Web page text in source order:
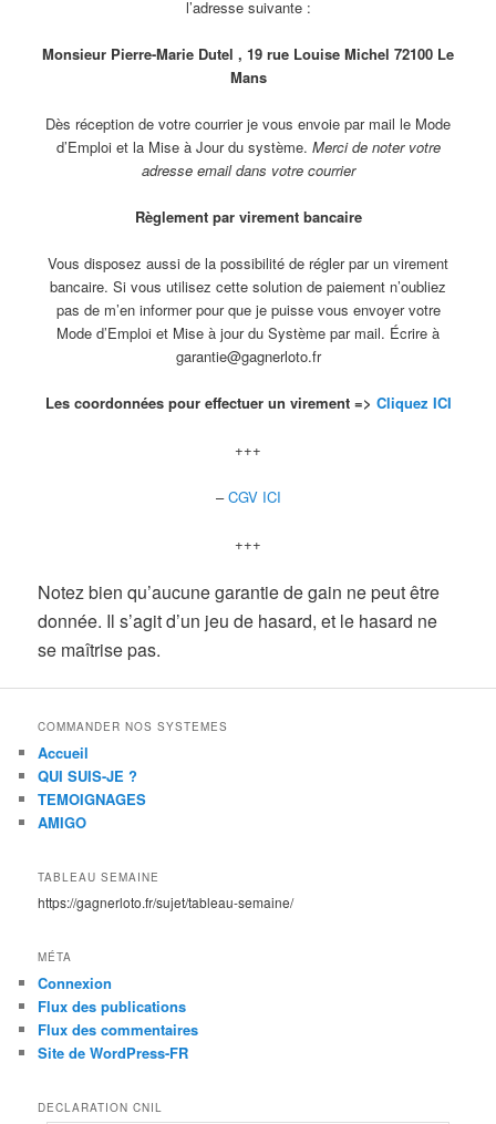
l’adresse suivante :
Monsieur Pierre-Marie Dutel , 19 rue Louise Michel 72100 Le
Mans
Dès réception de votre courrier je vous envoie par mail le Mode
d’Emploi et la Mise à Jour du système. Merci de noter votre
adresse email dans votre courrier
Règlement par virement bancaire
Vous disposez aussi de la possibilité de régler par un virement
bancaire. Si vous utilisez cette solution de paiement n’oubliez
pas de m’en informer pour que je puisse vous envoyer votre
Mode d’Emploi et Mise à jour du Système par mail. Écrire à
garantie@gagnerloto.fr
Les coordonnées pour effectuer un virement => Cliquez ICI
+++
–CGV ICI
+++
Notez bien qu’aucune garantie de gain ne peut être
donnée. Il s’agit d’un jeu de hasard, et le hasard ne
se maîtrise pas.
COMMANDER NOS SYSTEMES
Accueil
QUI SUIS-JE ?
TEMOIGNAGES
AMIGO
TABLEAU SEMAINE
https://gagnerloto.fr/sujet/tableau-semaine/
MÉTA
Connexion
Flux des publications
Flux des commentaires
Site de WordPress-FR
DECLARATION CNIL